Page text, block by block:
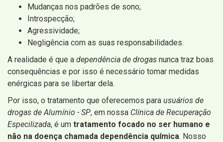
Mudanças nos padrões de sono;
Introspecção;
Agressividade;
Negligência com as suas responsabilidades.
A realidade é que a dependência de drogas nunca traz boas
consequências e por isso é necessário tomar medidas
enérgicas para se libertar dela.
Por isso, o tratamento que oferecemos para usuários de
drogas de Alumínio - SP, em nossa Clínica de Recuperação
Especilizada, é um tratamento focado no ser humano e
não na doença chamada dependência química. Nosso